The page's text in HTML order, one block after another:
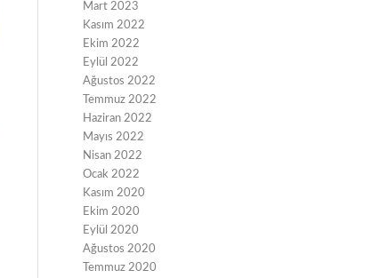
Mart 2023
Kasım 2022
Ekim 2022
Eylül 2022
Ağustos 2022
Temmuz 2022
Haziran 2022
Mayıs 2022
Nisan 2022
Ocak 2022
Kasım 2020
Ekim 2020
Eylül 2020
Ağustos 2020
Temmuz 2020